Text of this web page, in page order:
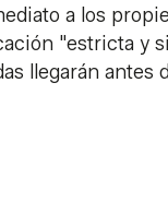
a los
"estricta y
llegarán antes